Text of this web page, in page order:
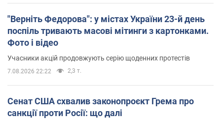
"Верніть Федорова": у містах України 23-й день
поспіль тривають масові мітинги з картонками.
Фото і відео
Учасники акцій продовжують серію щоденних протестів
7.08.2026 22:22 2,3 т.
Сенат США схвалив законопроєкт Грема про
санкції проти Росії: що далі